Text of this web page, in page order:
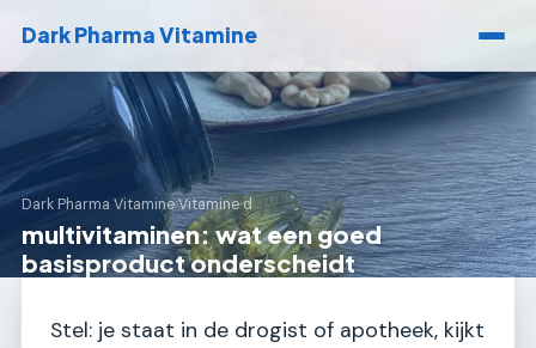
Dark Pharma Vitamine
Dark Pharma Vitamine›Vitamine d
multivitaminen: wat een goed
basisproduct onderscheidt
Stel: je staat in de drogist of apotheek, kijkt